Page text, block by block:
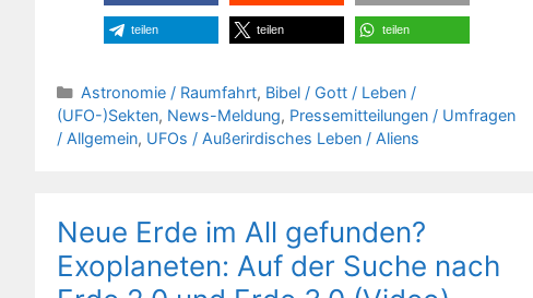
teilen teilen teilen
Kategorien
Astronomie / Raumfahrt, Bibel / Gott / Leben /
(UFO-)Sekten, News-Meldung, Pressemitteilungen / Umfragen
/ Allgemein, UFOs / Außerirdisches Leben / Aliens
Neue Erde im All gefunden?
Exoplaneten: Auf der Suche nach